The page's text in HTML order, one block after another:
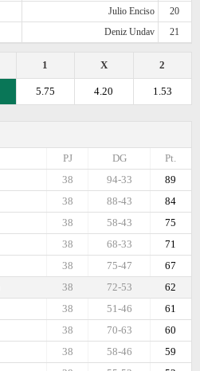
Julio Enciso
20
Deniz Undav 21
2
X
1
1.53
4.20
5.75
Pt.
DG
PJ
89
94-33
38
84
88-43
38
75
58-43
38
71
68-33
38
67
75-47
38
62
72-53
38
61
51-46
38
60
70-63
38
59
58-46
38